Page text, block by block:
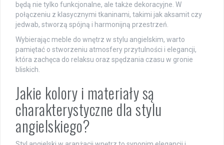
będą nie tylko funkcjonalne, ale także dekoracyjne. W
połączeniu z klasycznymi tkaninami, takimi jak aksamit czy
jedwab, stworzą spójną i harmonijną przestrzeń.
Wybierając meble do wnętrz w stylu angielskim, warto
pamiętać o stworzeniu atmosfery przytulności i elegancji,
która zachęca do relaksu oraz spędzania czasu w gronie
bliskich.
Jakie kolory i materiały są
charakterystyczne dla stylu
angielskiego?